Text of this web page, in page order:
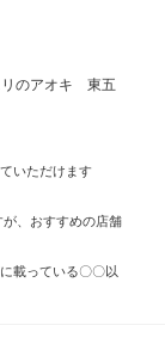
のアオキ 東五
いただけます
が、おすすめの店舗
載っている〇〇以